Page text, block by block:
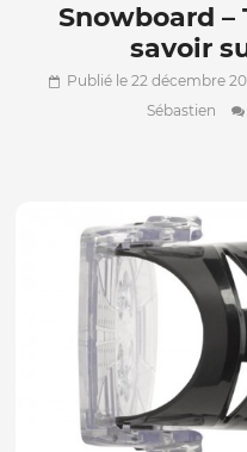
Snowboard –
savoir
Publié le 22 décembre
Sébastien